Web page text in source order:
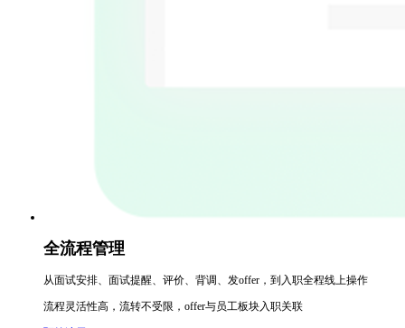
全流程管理
从面试安排、面试提醒、评价、背调、发offer，到入职全程线上操作
流程灵活性高，流转不受限，offer与员工板块入职关联